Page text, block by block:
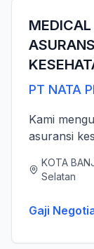
PT NATA
Kami
asuransi
(Senior
KOTA
Selatan
Gaji